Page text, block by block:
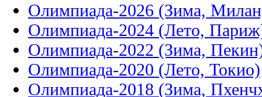
Олимпиада-2026 (Зима,
Олимпиада-2024 (Лето,
Олимпиада-2022 (Зима,
Олимпиада-2020 (Лето, Токио)
Олимпиада-2018 (Зима,